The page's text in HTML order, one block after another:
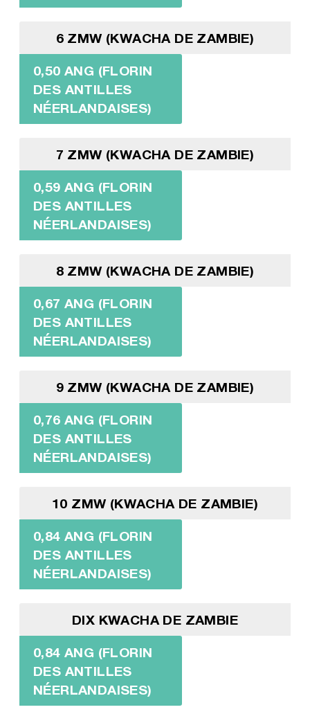
6 ZMW (KWACHA DE ZAMBIE)
0,50 ANG (FLORIN
DES ANTILLES
NÉERLANDAISES)
7 ZMW (KWACHA DE ZAMBIE)
0,59 ANG (FLORIN
DES ANTILLES
NÉERLANDAISES)
8 ZMW (KWACHA DE ZAMBIE)
0,67 ANG (FLORIN
DES ANTILLES
NÉERLANDAISES)
9 ZMW (KWACHA DE ZAMBIE)
0,76 ANG (FLORIN
DES ANTILLES
NÉERLANDAISES)
10 ZMW (KWACHA DE ZAMBIE)
0,84 ANG (FLORIN
DES ANTILLES
NÉERLANDAISES)
DIX KWACHA DE ZAMBIE
0,84 ANG (FLORIN
DES ANTILLES
NÉERLANDAISES)